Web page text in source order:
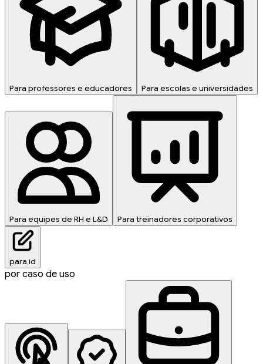
Para professores e educadores Para escolas e universidades
Para equipes de RH e L&D Para treinadores corporativos
para id
por caso de uso